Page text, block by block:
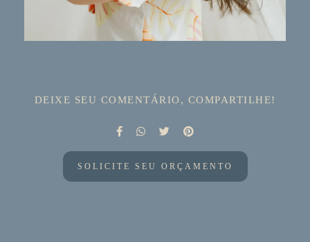
DEIXE SEU COMENTÁRIO, COMPARTILHE!
SOLICITE SEU ORÇAMENTO